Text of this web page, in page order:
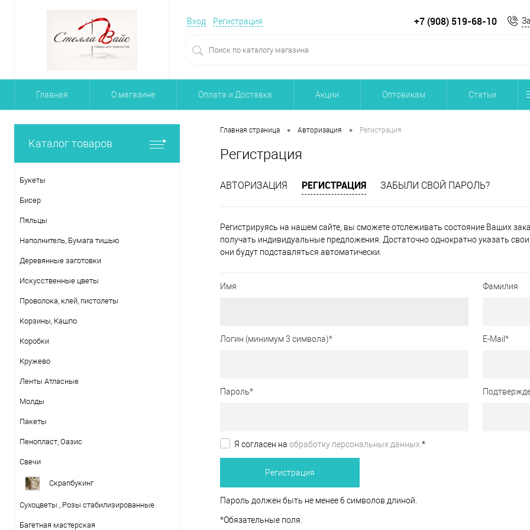
Вход Регистрация +7 (908) 519-68-10
Главная О магазине Оплата и Доставка Акции Оптовикам Статьи
Каталог товаров
Букеты
Бисер
Пяльцы
Наполнитель, Бумага тишью
Деревянные заготовки
Искусственные цветы
Проволока, клей, пистолеты
Корзины, Кашпо
Коробки
Кружево
Ленты Атласные
Молды
Пакеты
Пенопласт, Оазис
Свечи
Скрапбукинг
Сухоцветы , Розы стабилизированные
Багетная мастерская
Главная страница • Авторизация • Регистрация
Регистрация
АВТОРИЗАЦИЯ РЕГИСТРАЦИЯ ЗАБЫЛИ СВОЙ ПАРОЛЬ?
Регистрируясь на нашем сайте, вы сможете отслеживать состояние Ваших
получать индивидуальные предложения. Достаточно однократно указать
они будут подставляться автоматически.
Имя Фамилия
Логин (минимум 3 символа)* E-Mail *
Пароль*
Я согласен на обработку персональных данных.*
Пароль должен быть не менее 6 символов длиной.
*Обязательные поля.